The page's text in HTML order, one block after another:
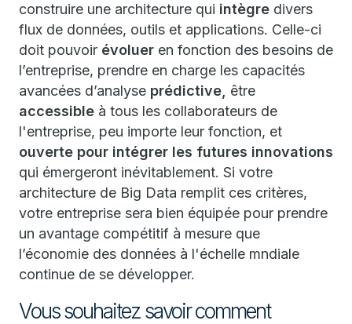
construire une architecture qui intègre divers
flux de données, outils et applications. Celle-ci
doit pouvoir évoluer en fonction des besoins de
l’entreprise, prendre en charge les capacités
avancées d’analyse prédictive, être
accessible à tous les collaborateurs de
l'entreprise, peu importe leur fonction, et
ouverte pour intégrer les futures innovations
qui émergeront inévitablement. Si votre
architecture de Big Data remplit ces critères,
votre entreprise sera bien équipée pour prendre
un avantage compétitif à mesure que
l’économie des données à l'échelle mndiale
continue de se développer.
Vous souhaitez savoir comment